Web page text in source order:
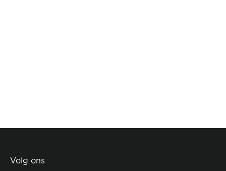
Volg ons